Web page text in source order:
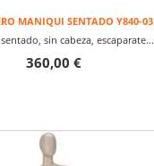
MANIQUI SENTADO Y840-03
sin cabeza, escaparate...
360,00 €